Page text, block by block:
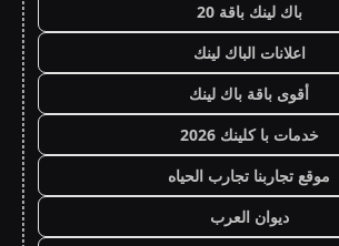
باك لينك باقة 20
اعلانات الباك لينك
أقوى باقة باك لينك
خدمات با كلينك 2026
موقع تجاربنا تجارب الحياه
ديوان العرب